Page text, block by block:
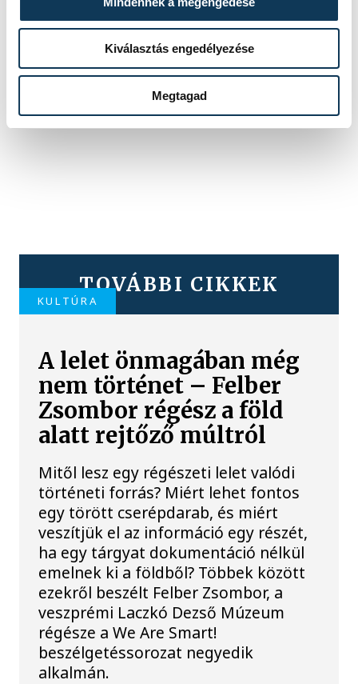
Kiválasztás engedélyezése
Megtagad
vehir.hu
TOVÁBBI CIKKEK
KULTÚRA
A lelet önmagában még
nem történet – Felber
Zsombor régész a föld
alatt rejtőző múltról
Mitől lesz egy régészeti lelet valódi
történeti forrás? Miért lehet fontos
egy törött cserépdarab, és miért
veszítjük el az információ egy részét,
ha egy tárgyat dokumentáció nélkül
emelnek ki a földből? Többek között
ezekről beszélt Felber Zsombor, a
veszprémi Laczkó Dezső Múzeum
régésze a We Are Smart!
beszélgetéssorozat negyedik
alkalmán.